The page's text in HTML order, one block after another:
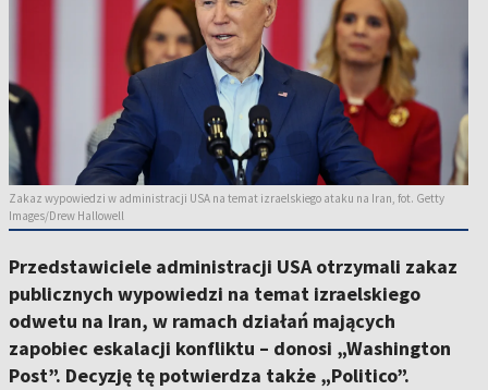
Zakaz wypowiedzi w administracji USA na temat izraelskiego ataku na Iran, fot. Getty
Images/Drew Hallowell
Przedstawiciele administracji USA otrzymali zakaz
publicznych wypowiedzi na temat izraelskiego
odwetu na Iran, w ramach działań mających
zapobiec eskalacji konfliktu – donosi „Washington
Post”. Decyzję tę potwierdza także „Politico”.